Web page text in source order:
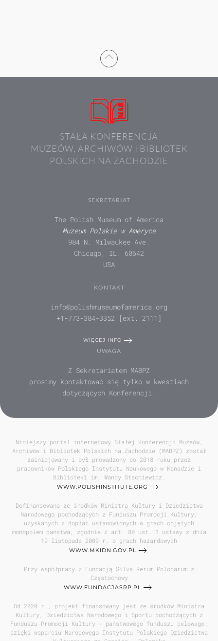
STAŁA KONFERENCJA
MUZEÓW, ARCHIWÓW I BIBLIOTEK
POLSKICH NA ZACHODZIE
SEKRETARIAT
The Polish Museum of America
Muzeum Polskie w Ameryce
984 N. Milwaukee Ave.
Chicago, IL. 60642
USA
KONTAKT
info@polishmuseumofamerica.org
+1-773-384-3352 [ext. 2111]
WIĘCEJ INFO
UWAGA
Z Sekretariatem MABPZ
prosimy kontaktować się tylko w kwestiach
dotyczących Konferencji.
Niniejszy portal internetowy Stałej Konferencji Muzeów,
Archiwów i Bibliotek Polskich na Zachodzie (MABPZ) został
zainicjowany i był prowadzony do 2018 roku przez
pracowników Polskiego Instytutu Naukowego w Kanadzie i
Biblioteki im. Wandy Stachiewicz.
WWW.POLISHINSTITUTE.ORG
Dofinansowano ze środków Ministra Kultury i Dziedzictwa
Narodowego pochodzących z Funduszu Promocji Kultury,
uzyskanych z dopłat ustanowionych w grach objętych
monopolem państwa, zgodnie z art. 80 ust. 1 ustawy z dnia
19 listopada 2009 r. o grach hazardowych
WWW.MKIDN.GOV.PL
Przy współpracy z Fundacją Silva Rerum Polonarum z
Częstochowy
WWW.FUNDACJASRP.PL
Od 2020 r., projekt finansowany jest ze środków Ministra
Kultury, Dziedzictwa Narodowego i Sportu pochodzących z
Funduszu Promocji Kultury - państwowego funduszu celowego;
dzięki wsparciu Narodowego Instytutu Polskiego Dziedzictwa